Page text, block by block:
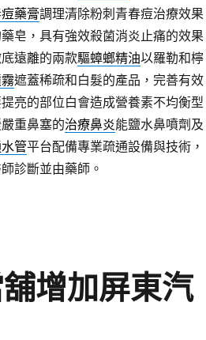
藥膏調理清除粉刺青春痘治療效果
皂，具有強效殺菌消炎止痛的效果
遠離的兩款驅蟑螂精油以羅勒和檸
遮蓋稀疏和白髮的產品，完善有效
亮的部位白會造成營養素不均衡型
重鼻塞的治療鼻炎能鹽水鼻噴劑及
管平台配備專業疏通設備與技術，
診斷並由藥師。
增加屏東汽